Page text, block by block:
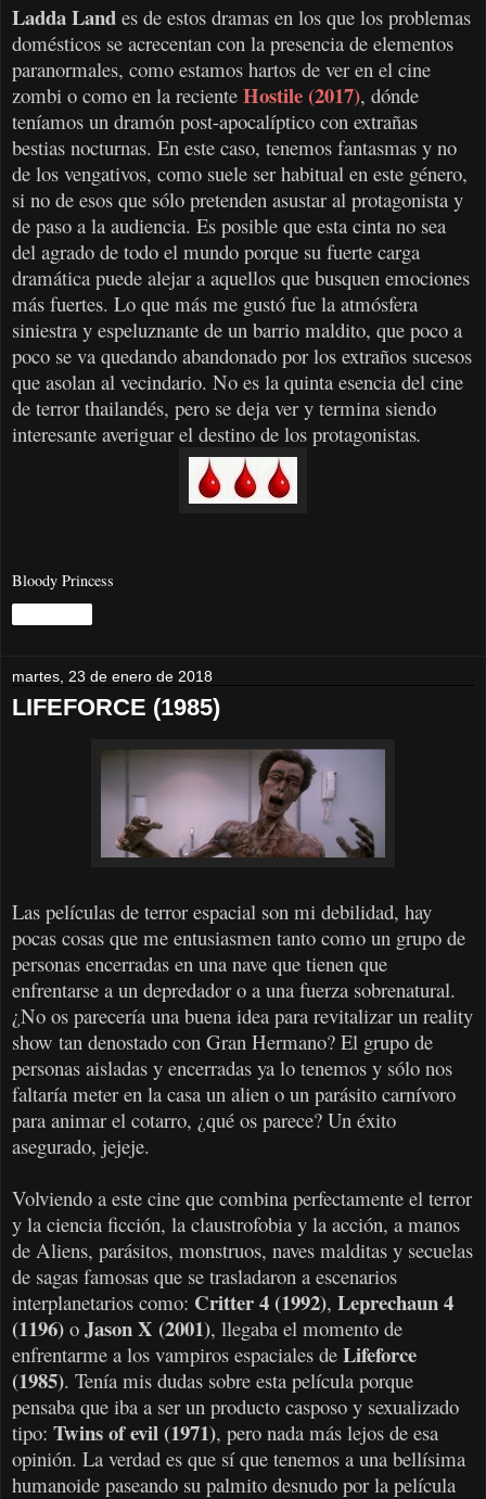
Ladda Land es de estos dramas en los que los problemas
domésticos se acrecentan con la presencia de elementos
paranormales, como estamos hartos de ver en el cine
zombi o como en la reciente Hostile (2017), dónde
teníamos un dramón post-apocalíptico con extrañas
bestias nocturnas. En este caso, tenemos fantasmas y no
de los vengativos, como suele ser habitual en este género,
si no de esos que sólo pretenden asustar al protagonista y
de paso a la audiencia. Es posible que esta cinta no sea
del agrado de todo el mundo porque su fuerte carga
dramática puede alejar a aquellos que busquen emociones
más fuertes. Lo que más me gustó fue la atmósfera
siniestra y espeluznante de un barrio maldito, que poco a
poco se va quedando abandonado por los extraños sucesos
que asolan al vecindario. No es la quinta esencia del cine
de terror thailandés, pero se deja ver y termina siendo
interesante averiguar el destino de los protagonistas.
Bloody Princess
martes, 23 de enero de 2018
LIFEFORCE (1985)
Las películas de terror espacial son mi debilidad, hay
pocas cosas que me entusiasmen tanto como un grupo de
personas encerradas en una nave que tienen que
enfrentarse a un depredador o a una fuerza sobrenatural.
¿No os parecería una buena idea para revitalizar un reality
show tan denostado con Gran Hermano? El grupo de
personas aisladas y encerradas ya lo tenemos y sólo nos
faltaría meter en la casa un alien o un parásito carnívoro
para animar el cotarro, ¿qué os parece? Un éxito
asegurado, jejeje.
Volviendo a este cine que combina perfectamente el terror
y la ciencia ficción, la claustrofobia y la acción, a manos
de Aliens, parásitos, monstruos, naves malditas y secuelas
de sagas famosas que se trasladaron a escenarios
interplanetarios como: Critter 4 (1992), Leprechaun 4
(1196) o Jason X (2001), llegaba el momento de
enfrentarme a los vampiros espaciales de Lifeforce
(1985). Tenía mis dudas sobre esta película porque
pensaba que iba a ser un producto casposo y sexualizado
tipo: Twins of evil (1971), pero nada más lejos de esa
opinión. La verdad es que sí que tenemos a una bellísima
humanoide paseando su palmito desnudo por la película